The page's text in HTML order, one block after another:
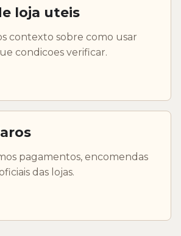
loja uteis
contexto sobre como usar
condicoes verificar.
pagamentos, encomendas
das lojas.